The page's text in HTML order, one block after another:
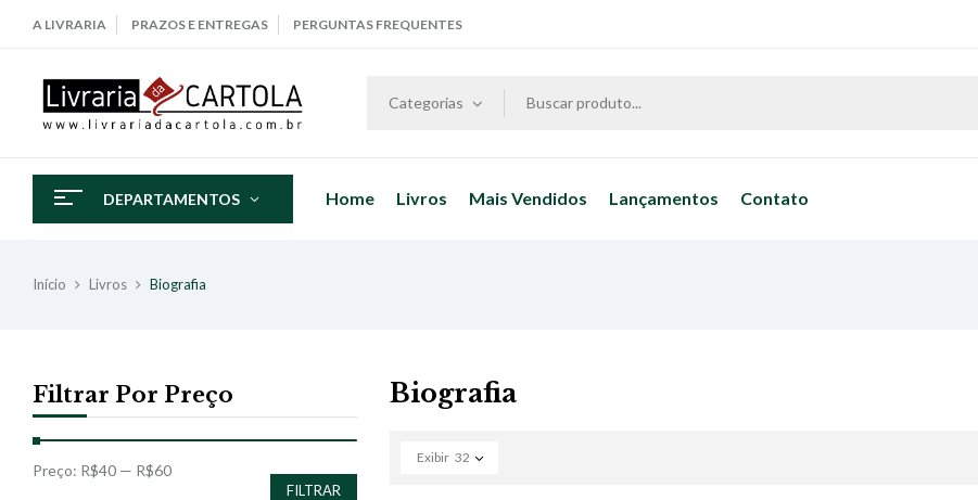
A LIVRARIA PRAZOS E ENTREGAS PERGUNTAS FREQUENTES
Categorias
DEPARTAMENTOS Home Livros Mais Vendidos Lançamentos Contato
Início Livros Biografia
Filtrar Por Preço
FILTRAR
Preço: R$40 — R$60
Biografia
Exibir 32